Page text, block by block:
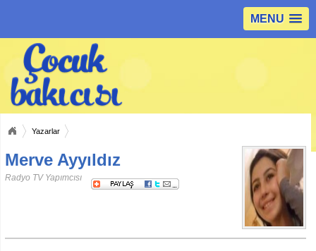
MENU
Yazarlar
Merve Ayyıldız
Radyo TV Yapımcısı